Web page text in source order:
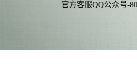
官方客服QQ公众号-